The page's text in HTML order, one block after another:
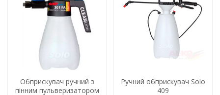
Обприскувач ручний з
пінним пульверизатором
Ручний обприскувач Solo
409